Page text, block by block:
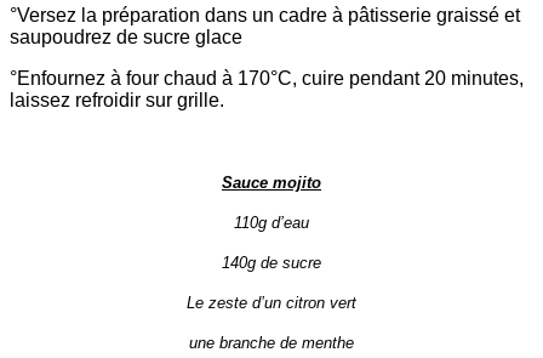
°Versez la préparation dans un cadre à pâtisserie graissé et
saupoudrez de sucre glace
°Enfournez à four chaud à 170°C, cuire pendant 20 minutes,
laissez refroidir sur grille.
Sauce mojito
110g d’eau
140g de sucre
Le zeste d’un citron vert
une branche de menthe